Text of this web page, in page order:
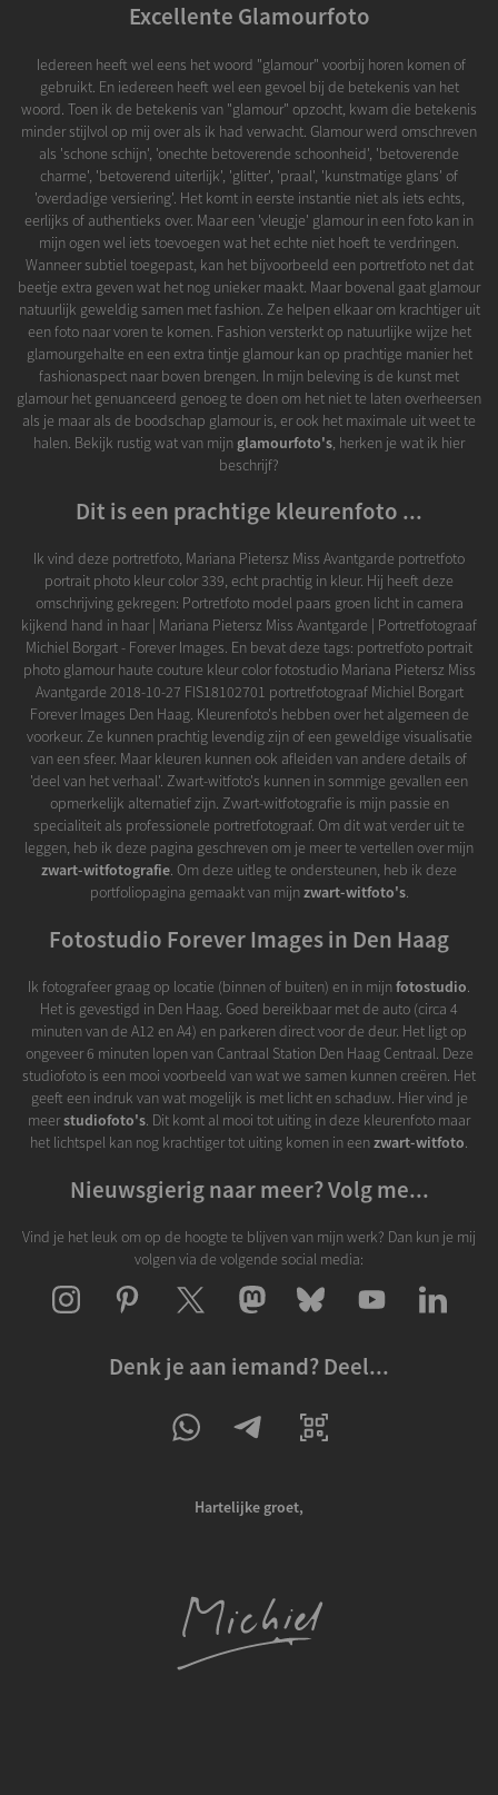
Excellente Glamourfoto
Iedereen heeft wel eens het woord "glamour" voorbij horen komen of
gebruikt. En iedereen heeft wel een gevoel bij de betekenis van het
woord. Toen ik de betekenis van "glamour" opzocht, kwam die betekenis
minder stijlvol op mij over als ik had verwacht. Glamour werd omschreven
als 'schone schijn', 'onechte betoverende schoonheid', 'betoverende
charme', 'betoverend uiterlijk', 'glitter', 'praal', 'kunstmatige glans' of
'overdadige versiering'. Het komt in eerste instantie niet als iets echts,
eerlijks of authentieks over. Maar een 'vleugje' glamour in een foto kan in
mijn ogen wel iets toevoegen wat het echte niet hoeft te verdringen.
Wanneer subtiel toegepast, kan het bijvoorbeeld een portretfoto net dat
beetje extra geven wat het nog unieker maakt. Maar bovenal gaat glamour
natuurlijk geweldig samen met fashion. Ze helpen elkaar om krachtiger uit
een foto naar voren te komen. Fashion versterkt op natuurlijke wijze het
glamourgehalte en een extra tintje glamour kan op prachtige manier het
fashionaspect naar boven brengen. In mijn beleving is de kunst met
glamour het genuanceerd genoeg te doen om het niet te laten overheersen
als je maar als de boodschap glamour is, er ook het maximale uit weet te
halen. Bekijk rustig wat van mijn glamourfoto's , herken je wat ik hier
beschrijf?
Dit is een prachtige kleurenfoto ...
Ik vind deze portretfoto, Mariana Pietersz Miss Avantgarde portretfoto
portrait photo kleur color 339, echt prachtig in kleur. Hij heeft deze
omschrijving gekregen: Portretfoto model paars groen licht in camera
kijkend hand in haar | Mariana Pietersz Miss Avantgarde | Portretfotograaf
Michiel Borgart - Forever Images. En bevat deze tags: portretfoto portrait
photo glamour haute couture kleur color fotostudio Mariana Pietersz Miss
Avantgarde 2018-10-27 FIS18102701 portretfotograaf Michiel Borgart
Forever Images Den Haag. Kleurenfoto's hebben over het algemeen de
voorkeur. Ze kunnen prachtig levendig zijn of een geweldige visualisatie
van een sfeer. Maar kleuren kunnen ook afleiden van andere details of
'deel van het verhaal'. Zwart-witfoto's kunnen in sommige gevallen een
opmerkelijk alternatief zijn. Zwart-witfotografie is mijn passie en
specialiteit als professionele portretfotograaf. Om dit wat verder uit te
leggen, heb ik deze pagina geschreven om je meer te vertellen over mijn
zwart-witfotografie. Om deze uitleg te ondersteunen, heb ik deze
portfoliopagina gemaakt van mijnzwart-witfoto's.
Fotostudio Forever Images in Den Haag
Ik fotografeer graag op locatie (binnen of buiten) en in mijnfotostudio.
Het is gevestigd in Den Haag. Goed bereikbaar met de auto (circa 4
minuten van de A12 en A4) en parkeren direct voor de deur. Het ligt op
ongeveer 6 minuten lopen van Cantraal Station Den Haag Centraal. Deze
studiofoto is een mooi voorbeeld van wat we samen kunnen creëren. Het
geeft een indruk van wat mogelijk is met licht en schaduw. Hier vind je
meerstudiofoto's. Dit komt al mooi tot uiting in deze kleurenfoto maar
het lichtspel kan nog krachtiger tot uiting komen in eenzwart-witfoto.
Nieuwsgierig naar meer? Volg me...
Vind je het leuk om op de hoogte te blijven van mijn werk? Dan kun je mij
volgen via de volgende social media:
Denk je aan iemand? Deel...
Hartelijke groet,